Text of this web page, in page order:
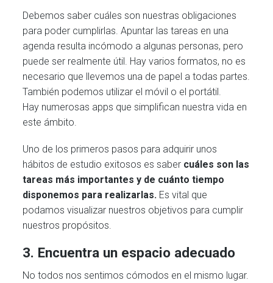
Debemos saber cuáles son nuestras obligaciones
para poder cumplirlas. Apuntar las tareas en una
agenda resulta incómodo a algunas personas, pero
puede ser realmente útil. Hay varios formatos, no es
necesario que llevemos una de papel a todas partes.
También podemos utilizar el móvil o el portátil.
Hay numerosas apps que simplifican nuestra vida en
este ámbito.
Uno de los primeros pasos para adquirir unos
hábitos de estudio exitosos es saber cuáles son las
tareas más importantes y de cuánto tiempo
disponemos para realizarlas. Es vital que
podamos visualizar nuestros objetivos para cumplir
nuestros propósitos.
3. Encuentra un espacio adecuado
No todos nos sentimos cómodos en el mismo lugar.